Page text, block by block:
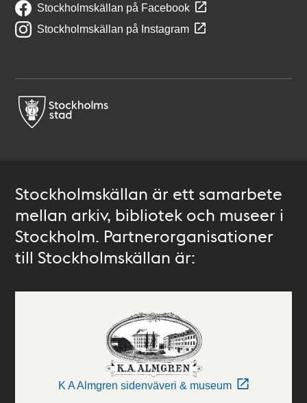
Stockholmskällan på Facebook
Stockholmskällan på Instagram
Stockholmskällan är ett samarbete
mellan arkiv, bibliotek och museer i
Stockholm. Partnerorganisationer
till Stockholmskällan är:
K A Almgren sidenväveri & museum